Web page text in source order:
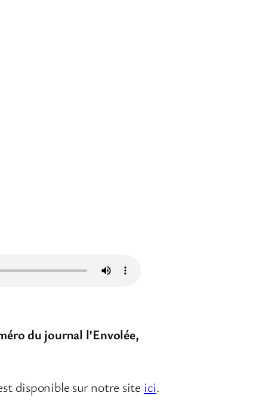
du journal l’Envolée,
disponible sur notre site ici.